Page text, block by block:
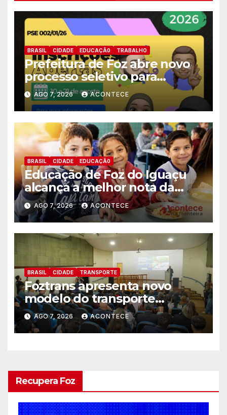
BRASIL CIDADE EDUCAÇÃ0 TRABALHO
Prefeitura de Foz abre novo
processo seletivo para
estagiários
AGO 7, 2026 ACONTECE
BRASIL CIDADE EDUCAÇÃ0
Educação de Foz do Iguaçu
alcança a melhor nota da
história no IDEB
AGO 7, 2026 ACONTECE
BRASIL CIDADE TRANSPORTE
Foztrans apresenta novo
modelo do transporte
coletivo em audiência pública
e avança para um sistema
mais moderno e eficiente
AGO 7, 2026 ACONTECE
Recupera Foz